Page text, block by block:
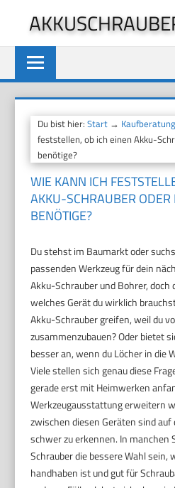
springen
Du bist hier:Start → Kaufberatung
feststellen, ob ich einen Akku-
benötige?
WIE KANN ICH
AKKU-SCHRAUBER ODER
BENÖTIGE?
Du stehst im Baumarkt oder
passenden Werkzeug für dein
Akku-Schrauber und Bohrer, doch
welches Gerät du wirklich
Akku-Schrauber greifen, weil du
zusammenzubauen? Oder bietet
besser an, wenn du Löcher in die
Viele stellen sich genau diese
gerade erst mit Heimwerken
Werkzeugausstattung erweitern
zwischen diesen Geräten sind
schwer zu erkennen. In manchen
Schrauber die bessere Wahl sein,
handhaben ist und gut für